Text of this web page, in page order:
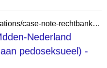
https://research.vu.nl/en/publications/case-note-rechtbank-mdden-nederland-voorwaarden-opgelegd-aan-pedo/
Nederland
pedoseksueel) -